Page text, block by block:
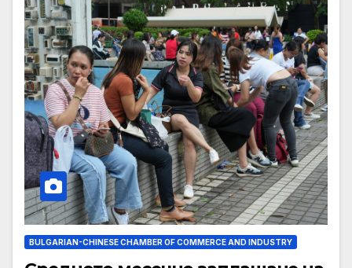
BULGARIAN-CHINESE CHAMBER OF COMMERCE AND INDUSTRY